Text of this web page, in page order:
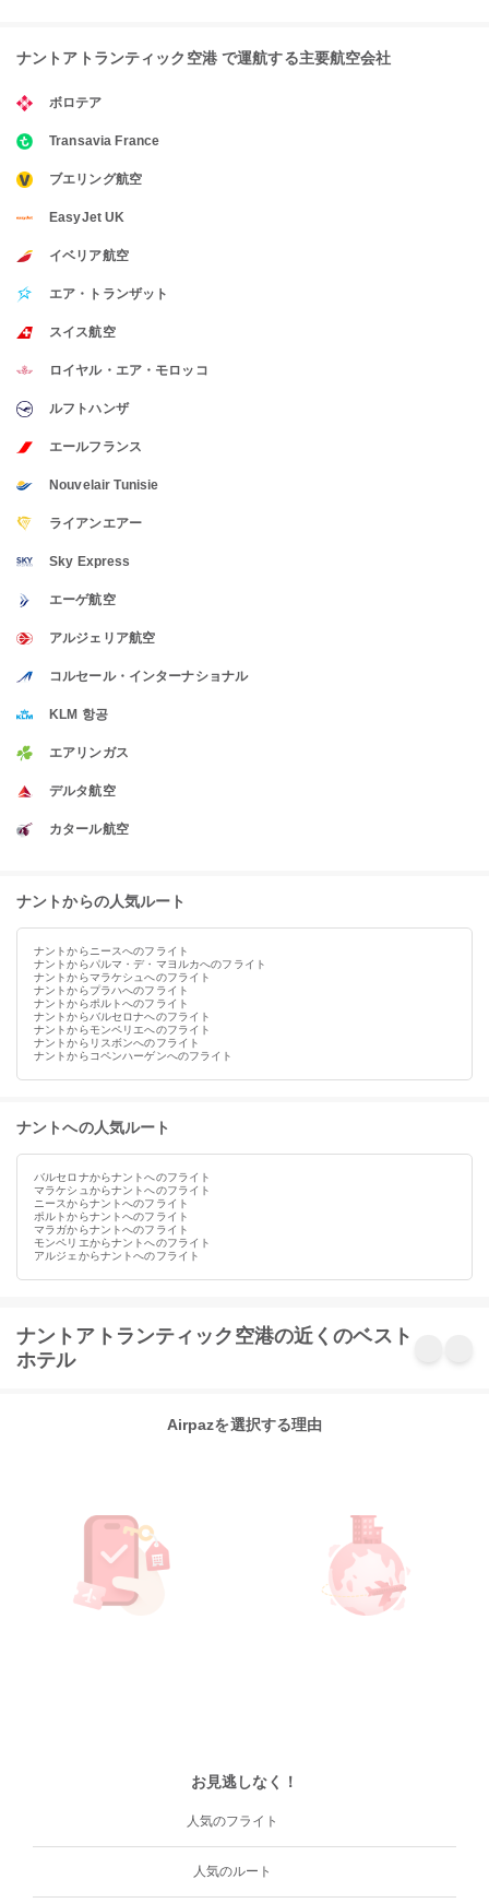
ナントアトランティック空港 で運航する主要航空会社
ボロテア
Transavia France
ブエリング航空
EasyJet UK
イベリア航空
エア・トランザット
スイス航空
ロイヤル・エア・モロッコ
ルフトハンザ
エールフランス
Nouvelair Tunisie
ライアンエアー
Sky Express
エーゲ航空
アルジェリア航空
コルセール・インターナショナル
KLM 항공
エアリンガス
デルタ航空
カタール航空
ナントからの人気ルート
ナントからニースへのフライト
ナントからパルマ・デ・マヨルカへのフライト
ナントからマラケシュへのフライト
ナントからプラハへのフライト
ナントからポルトへのフライト
ナントからバルセロナへのフライト
ナントからモンペリエへのフライト
ナントからリスボンへのフライト
ナントからコペンハーゲンへのフライト
ナントへの人気ルート
バルセロナからナントへのフライト
マラケシュからナントへのフライト
ニースからナントへのフライト
ポルトからナントへのフライト
マラガからナントへのフライト
モンペリエからナントへのフライト
アルジェからナントへのフライト
ナントアトランティック空港の近くのベスト
ホテル
Airpazを選択する理由
お見逃しなく！
人気のフライト
人気のルート